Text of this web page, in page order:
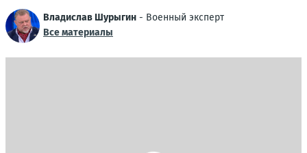
Владислав Шурыгин - Военный эксперт
Все материалы